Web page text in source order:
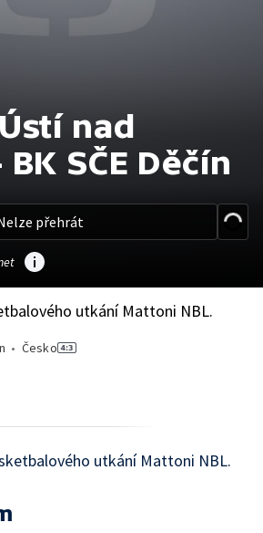
nad
SČE Děčín
přehrát
utkání Mattoni NBL.
• Česko
utkání Mattoni NBL.